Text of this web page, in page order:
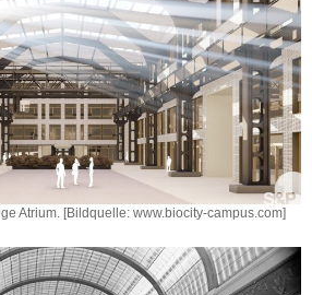
Atrium. [Bildquelle: www.biocity-campus.com]